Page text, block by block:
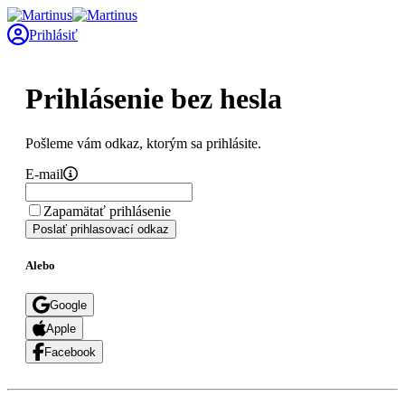
Prihlásiť
Prihlásenie bez hesla
Pošleme vám odkaz, ktorým sa prihlásite.
E-mail
Zapamätať prihlásenie
Poslať prihlasovací odkaz
Alebo
Google
Apple
Facebook